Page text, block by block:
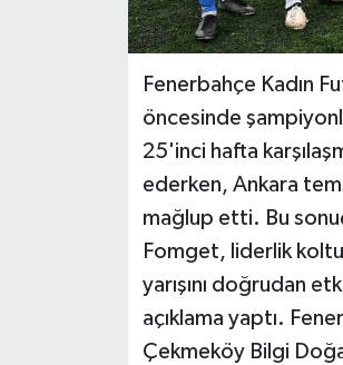
Fenerbahçe Kadın
öncesinde
25'inci hafta
ederken, Ankara
mağlup etti. Bu
Fomget, liderlik
yarışını doğrudan
açıklama yaptı.
Çekmeköy Bilgi